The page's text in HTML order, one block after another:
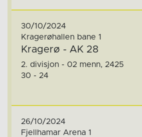
30/10/2024
Kragerøhallen bane 1
Kragerø - AK 28
2. divisjon - 02 menn, 2425
30 - 24
26/10/2024
Fjellhamar Arena 1